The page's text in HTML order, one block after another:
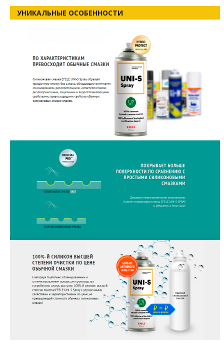
УНИКАЛЬНЫЕ ОСОБЕННОСТИ